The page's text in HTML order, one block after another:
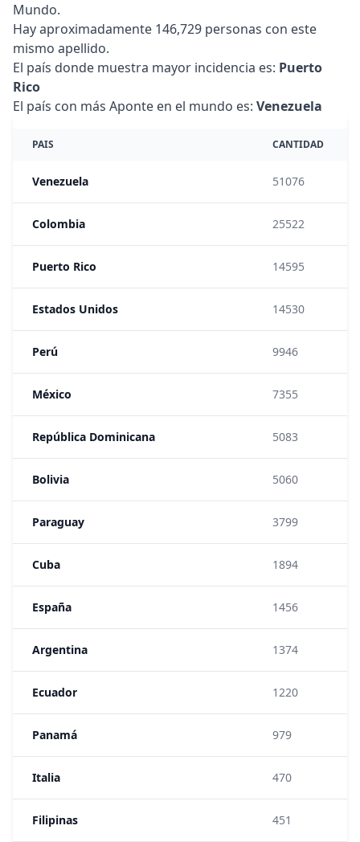
Mundo.
Hay aproximadamente 146,729 personas con este
mismo apellido.
El país donde muestra mayor incidencia es: Puerto
Rico
El país con más Aponte en el mundo es: Venezuela
PAIS CANTIDAD
Venezuela 51076
Colombia 25522
Puerto Rico 14595
Estados Unidos 14530
Perú 9946
México 7355
República Dominicana 5083
Bolivia 5060
Paraguay 3799
Cuba 1894
España 1456
Argentina 1374
Ecuador 1220
Panamá 979
Italia 470
Filipinas 451